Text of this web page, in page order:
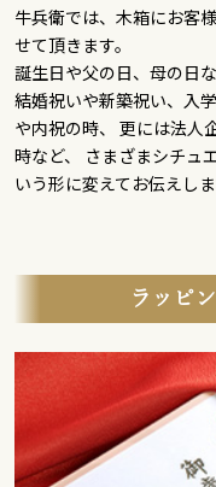
牛兵衛では、木箱にお客
せて頂きます。
誕生日や父の日、母の日
結婚祝いや新築祝い、入
や内祝の時、 更には法人
時など、 さまざまシチュ
いう形に変えてお伝えしま
ラッピ